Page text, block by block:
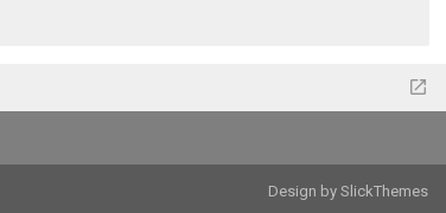
Design by SlickThemes